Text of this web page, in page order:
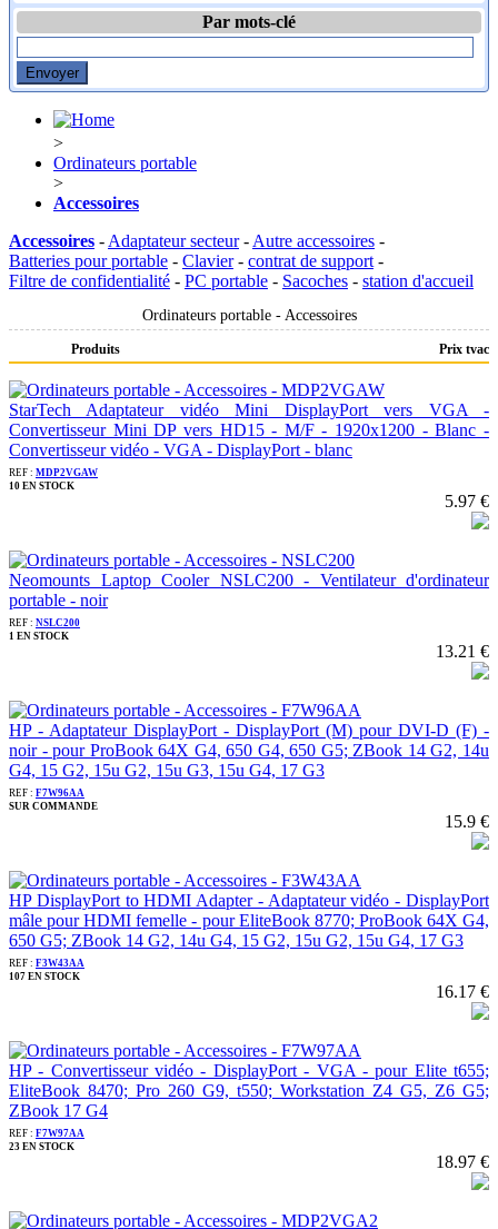
Par mots-clé
>
Ordinateurs portable
>
Accessoires
Accessoires - Adaptateur secteur- Autre accessoires -
Batteries pour portable - Clavier- contrat de support -
Filtre de confidentialité - PC portable - Sacoches - station d'accueil
Ordinateurs portable - Accessoires
Produits Prix tvac
StarTech Adaptateur vidéo Mini DisplayPort vers VGA -
Convertisseur Mini DP vers HD15 - M/F - 1920x1200 - Blanc -
Convertisseur vidéo - VGA - DisplayPort - blanc
REF : MDP2VGAW
10 EN STOCK
5.97 €
Neomounts Laptop Cooler NSLC200 - Ventilateur d'ordinateur
portable - noir
REF : NSLC200
1 EN STOCK
13.21 €
HP - Adaptateur DisplayPort - DisplayPort (M) pour DVI-D (F) -
noir - pour ProBook 64X G4, 650 G4, 650 G5; ZBook 14 G2, 14u
G4, 15 G2, 15u G2, 15u G3, 15u G4, 17 G3
REF : F7W96AA
SUR COMMANDE
15.9 €
HP DisplayPort to HDMI Adapter - Adaptateur vidéo - DisplayPort
mâle pour HDMI femelle - pour EliteBook 8770; ProBook 64X G4,
650 G5; ZBook 14 G2, 14u G4, 15 G2, 15u G2, 15u G4, 17 G3
REF : F3W43AA
107 EN STOCK
16.17 €
HP - Convertisseur vidéo - DisplayPort - VGA - pour Elite t655;
EliteBook 8470; Pro 260 G9, t550; Workstation Z4 G5, Z6 G5;
ZBook 17 G4
REF : F7W97AA
23 EN STOCK
18.97 €